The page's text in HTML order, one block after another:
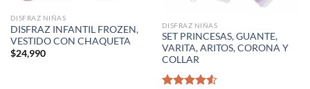
DISFRAZ NIÑAS
DISFRAZ INFANTIL FROZEN,
VESTIDO CON CHAQUETA
$24,990
DISFRAZ NIÑAS
SET PRINCESAS, GUANTE,
VARITA, ARITOS, CORONA Y
COLLAR